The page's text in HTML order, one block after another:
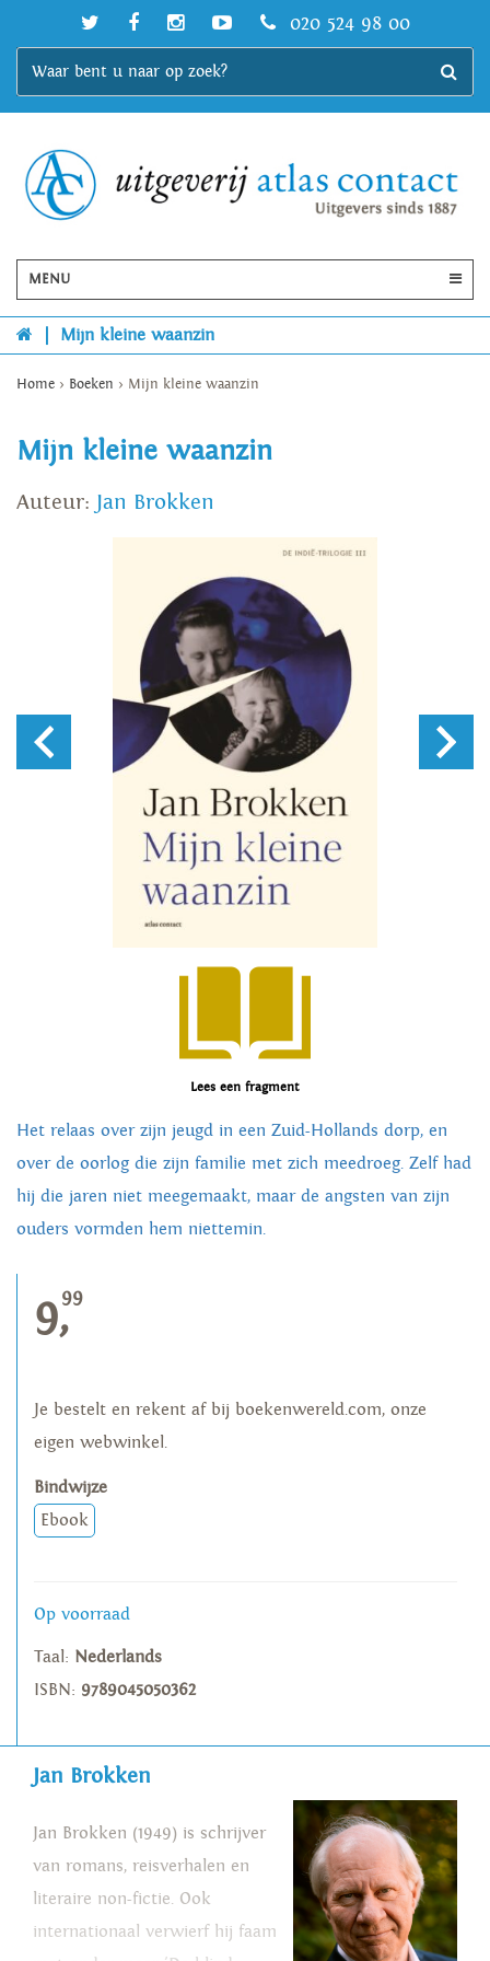
020 524 98 00
MENU
Mijn kleine waanzin
Home > Boeken > Mijn kleine waanzin
Mijn kleine waanzin
Auteur: Jan Brokken
Lees een fragment
Het relaas over zijn jeugd in een Zuid-Hollands dorp, en
over de oorlog die zijn familie met zich meedroeg. Zelf had
hij die jaren niet meegemaakt, maar de angsten van zijn
ouders vormden hem niettemin.
9,99
Je bestelt en rekent af bij boekenwereld.com, onze
eigen webwinkel.
Bindwijze
Ebook
Op voorraad
Taal: Nederlands
ISBN: 9789045050362
Jan Brokken
Jan Brokken (1949) is schrijver
van romans, reisverhalen en
literaire non-fictie. Ook
internationaal verwierf hij faam